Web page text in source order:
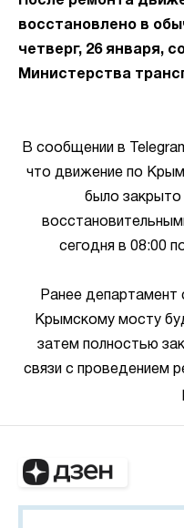
восстановлено в
четверг, 26 января,
Министерства
В сообщении в
что движение по
было закрыто
сегодня в 08:00
Ранее
Крымскому мосту
затем полностью
связи с проведением